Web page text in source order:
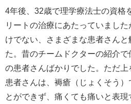
4年後、32歳で理学療法士の資格
リートの治療にあたっていまし
けでない、さまざまな患者さんと
た。昔のチームドクターの紹介で
の患者さんばかりでした。ただ
患者さんは、褥瘡（じょくそう
とができず、痛くても痛いと表